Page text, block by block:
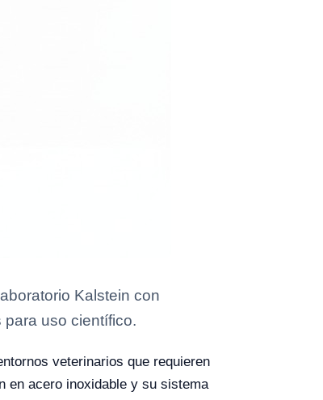
Kalstein con
uso científico.
veterinarios que requieren
en acero inoxidable y su sistema